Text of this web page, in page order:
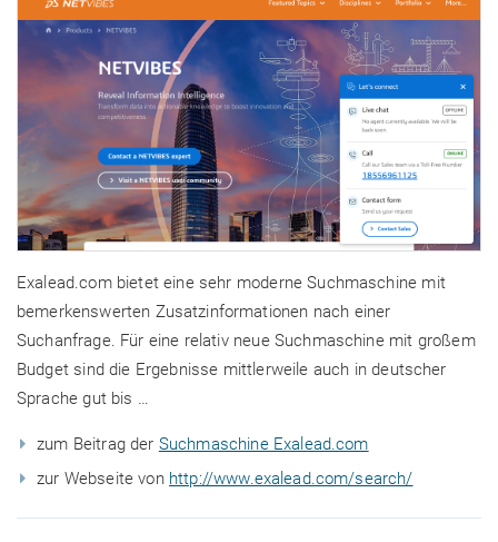
Exalead.com bietet eine sehr moderne Suchmaschine mit
bemerkenswerten Zusatzinformationen nach einer
Suchanfrage. Für eine relativ neue Suchmaschine mit großem
Budget sind die Ergebnisse mittlerweile auch in deutscher
Sprache gut bis …
zum Beitrag der Suchmaschine Exalead.com
zur Webseite von http://www.exalead.com/search/